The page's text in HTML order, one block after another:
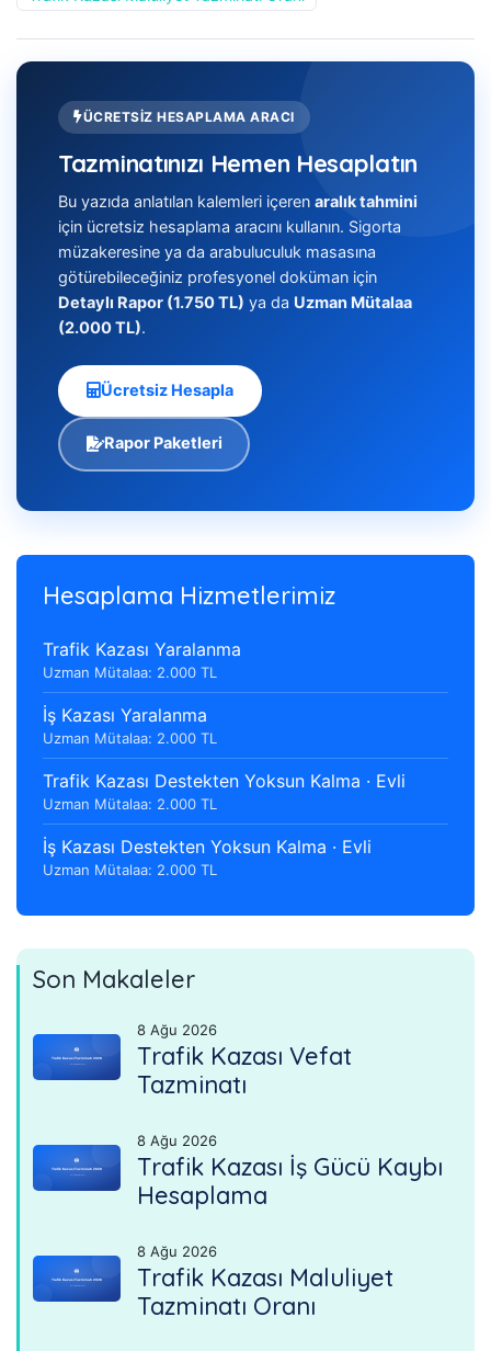
ÜCRETSIZ HESAPLAMA ARACI
Tazminatınızı Hemen Hesaplatın
Bu yazıda anlatılan kalemleri içeren aralık tahmini
için ücretsiz hesaplama aracını kullanın. Sigorta
müzakeresine ya da arabuluculuk masasına
götürebileceğiniz profesyonel doküman için
Detaylı Rapor (1.750 TL) ya da Uzman Mütalaa
(2.000 TL).
Ücretsiz Hesapla
Rapor Paketleri
Hesaplama Hizmetlerimiz
Trafik Kazası Yaralanma
Uzman Mütalaa: 2.000 TL
İş Kazası Yaralanma
Uzman Mütalaa: 2.000 TL
Trafik Kazası Destekten Yoksun Kalma · Evli
Uzman Mütalaa: 2.000 TL
İş Kazası Destekten Yoksun Kalma · Evli
Uzman Mütalaa: 2.000 TL
Son Makaleler
8 Ağu 2026
Trafik Kazası Vefat
Tazminatı
8 Ağu 2026
Trafik Kazası İş Gücü Kaybı
Hesaplama
8 Ağu 2026
Trafik Kazası Maluliyet
Tazminatı Oranı